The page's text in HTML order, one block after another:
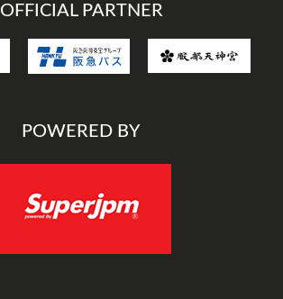
OFFICIAL PARTNER
POWERED BY